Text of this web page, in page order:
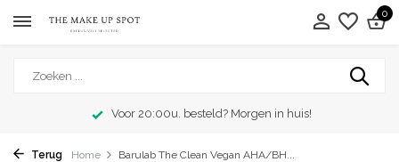
0
Voor 20:00u. besteld? Morgen in huis!
Terug Home Barulab The Clean Vegan AHA/BH...